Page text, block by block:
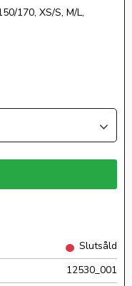
170, XS/S, M/L,
Slutsåld
12530_001